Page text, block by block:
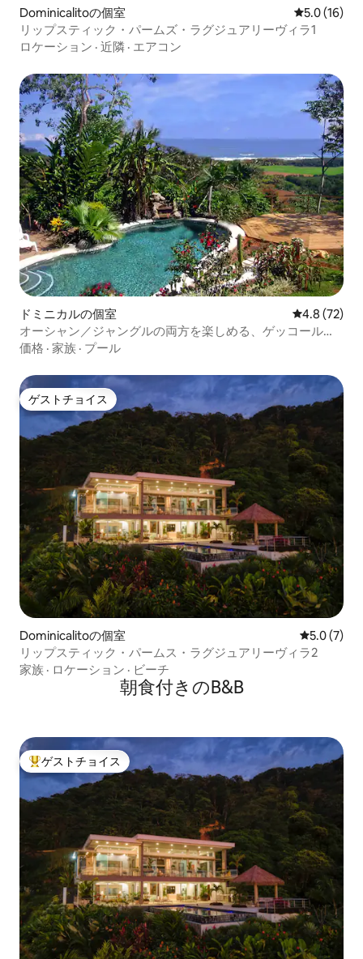
Dominicalitoの個室 レビュー16
5.0 (16)
リップスティック・パームズ・ラグジュアリーヴィラ1
ロケーション · 近隣 · エアコン
ドミニカルの個室 レビュー72
4.8 (72)
オーシャン／ジャングルの両方を楽しめる、ゲッコールー
ム
価格 · 家族 · プール
ゲストチョイス
ゲストチョイス
Dominicalitoの個室 レビュー7
5.0 (7)
リップスティック・パームス・ラグジュアリーヴィラ2
家族 · ロケーション · ビーチ
朝食付きのB&B
大好評のゲストチョイスです。
ゲストチョイス